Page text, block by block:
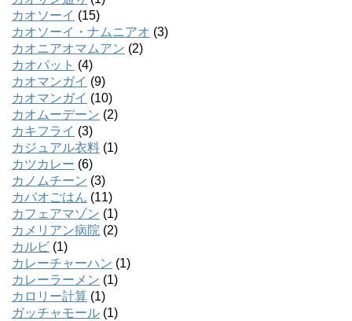
カオソーイ (15)
カオソーイ・ナムニアオ (3)
カオニアオマムアン (2)
カオパット (4)
カオマンガイ (9)
カオマンガイ (10)
カオムーデーン (2)
カキフライ (3)
カジュアル衣料 (1)
カツカレー (6)
カノムチーン (3)
カパオごはん (11)
カフェアマゾン (1)
カメリアン病院 (2)
カルビ (1)
カレーチャーハン (1)
カレーラーメン (1)
カロリー計算 (1)
ガッチャモール (1)